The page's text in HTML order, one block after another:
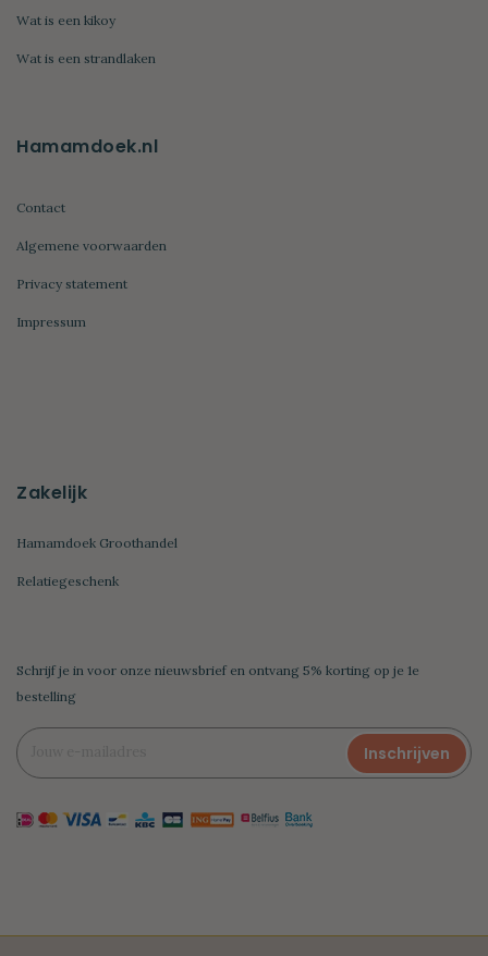
Wat is een kikoy
Wat is een strandlaken
Hamamdoek.nl
Contact
Algemene voorwaarden
Privacy statement
Impressum
Zakelijk
Hamamdoek Groothandel
Relatiegeschenk
Schrijf je in voor onze nieuwsbrief en ontvang 5% korting op je 1e
bestelling
Inschrijven